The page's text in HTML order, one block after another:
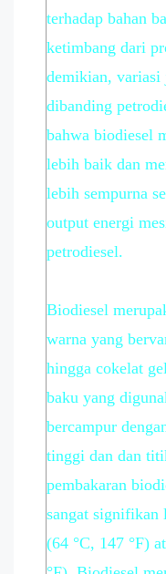
terhadap bahan
ketimbang dari
demikian,
dibanding
bahwa biodiesel
lebih baik dan
lebih sempurna
output energi
petrodiesel.
Biodiesel
warna yang
hingga cokelat
baku yang
bercampur
tinggi dan dan
pembakaran
sangat signifikan
(64 °C, 147 °F)